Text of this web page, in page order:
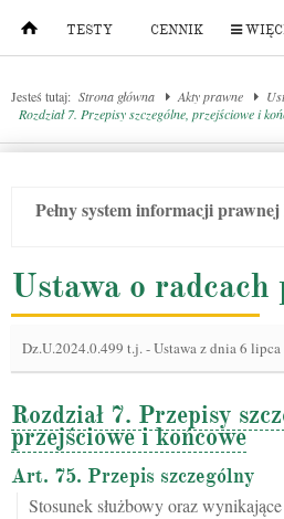
TESTY CENNIK
Jesteś tutaj: Strona główna Akty prawne
Rozdział 7. Przepisy szczególne, przejściowe i
Pełny system informacji
Ustawa o radcach
Dz.U.2024.0.499 t.j.-Ustawa z dnia 6
Rozdział 7. Przepisy
przejściowe i końcowe
Art. 75. Przepis szczególny
Stosunek służbowy oraz